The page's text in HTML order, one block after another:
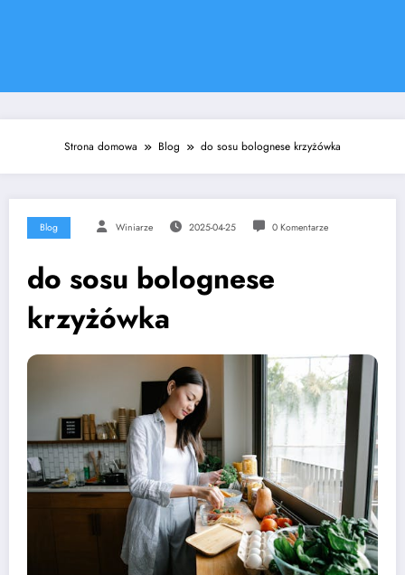
Strona domowa Blog do sosu bolognese krzyżówka
Blog Winiarze 2025-04-25 0 Komentarze
do sosu bolognese
krzyżówka